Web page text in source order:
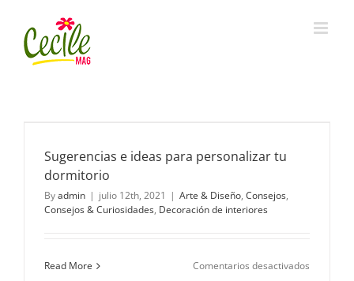
content
Sugerencias e ideas para personalizar tu
dormitorio
Byadmin | julio 12th, 2021 | Arte & Diseño, Consejos,
Consejos & Curiosidades, Decoración de interiores
Read More Comentarios desactivados